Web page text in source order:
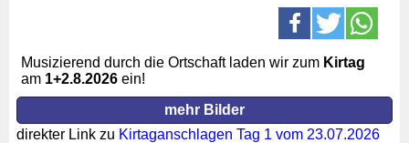
Musizierend durch die Ortschaft laden wir zum Kirtag
am 1+2.8.2026 ein!
mehr Bilder
direkter Link zu Kirtaganschlagen Tag 1 vom 23.07.2026